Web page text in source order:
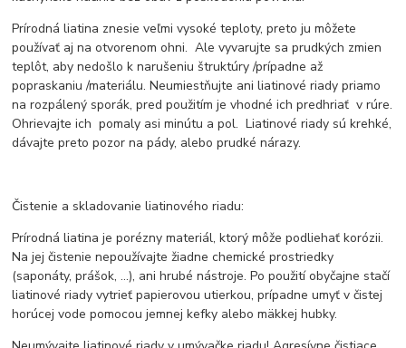
Prírodná liatina znesie veľmi vysoké teploty, preto ju môžete
používať aj na otvorenom ohni. Ale vyvarujte sa prudkých zmien
teplôt, aby nedošlo k narušeniu štruktúry /prípadne až
popraskaniu /materiálu. Neumiestňujte ani liatinové riady priamo
na rozpálený sporák, pred použitím je vhodné ich predhriať v rúre.
Ohrievajte ich pomaly asi minútu a pol. Liatinové riady sú krehké,
dávajte preto pozor na pády, alebo prudké nárazy.
Čistenie a skladovanie liatinového riadu:
Prírodná liatina je porézny materiál, ktorý môže podliehať korózii.
Na jej čistenie nepoužívajte žiadne chemické prostriedky
(saponáty, prášok, ...), ani hrubé nástroje. Po použití obyčajne stačí
liatinové riady vytrieť papierovou utierkou, prípadne umyť v čistej
horúcej vode pomocou jemnej kefky alebo mäkkej hubky.